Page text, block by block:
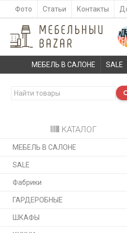
Фото Статьи Контакты
МЕБЕЛЬ В САЛОНЕ SALE
КАТАЛОГ
МЕБЕЛЬ В САЛОНЕ
SALE
Фабрики
ГАРДЕРОБНЫЕ
ШКАФЫ